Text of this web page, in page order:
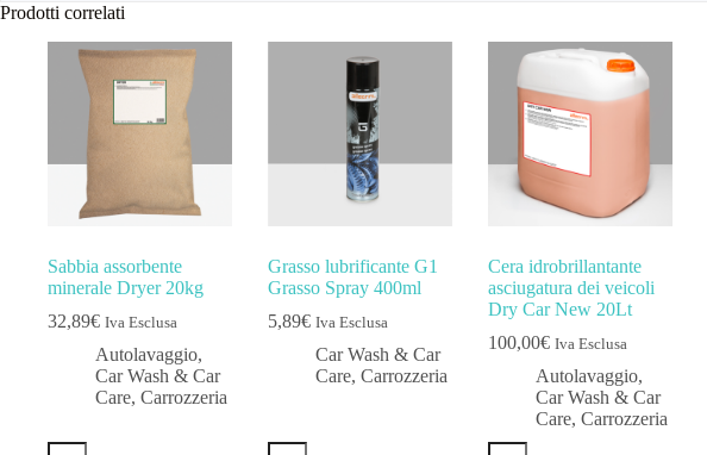
Prodotti correlati
Sabbia assorbente
minerale Dryer 20kg
32,89€ Iva Esclusa
Autolavaggio,
Car Wash & Car
Care, Carrozzeria
Grasso lubrificante G1
Grasso Spray 400ml
5,89€ Iva Esclusa
Car Wash & Car
Care, Carrozzeria
Cera idrobrillantante
asciugatura dei veicoli
Dry Car New 20Lt
100,00€ Iva Esclusa
Autolavaggio,
Car Wash & Car
Care, Carrozzeria